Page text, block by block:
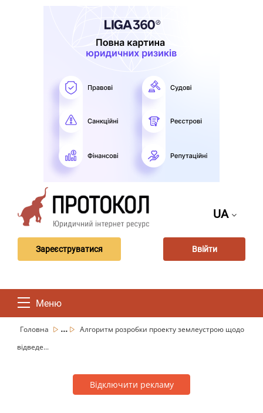
UA
Зареєструватися Ввійти
Меню
Головна ...
Алгоритм розробки проекту землеустрою щодо
відведе...
Відключити рекламу